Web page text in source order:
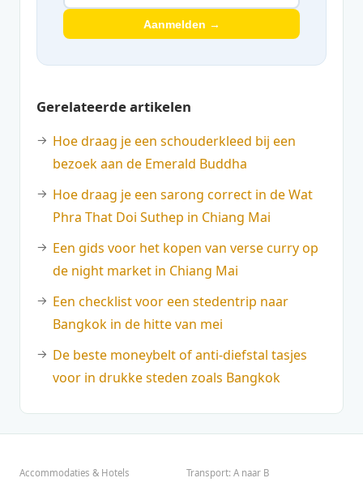
Aanmelden →
Gerelateerde artikelen
Hoe draag je een schouderkleed bij een
bezoek aan de Emerald Buddha
Hoe draag je een sarong correct in de Wat
Phra That Doi Suthep in Chiang Mai
Een gids voor het kopen van verse curry op
de night market in Chiang Mai
Een checklist voor een stedentrip naar
Bangkok in de hitte van mei
De beste moneybelt of anti-diefstal tasjes
voor in drukke steden zoals Bangkok
Accommodaties & Hotels Transport: A naar B